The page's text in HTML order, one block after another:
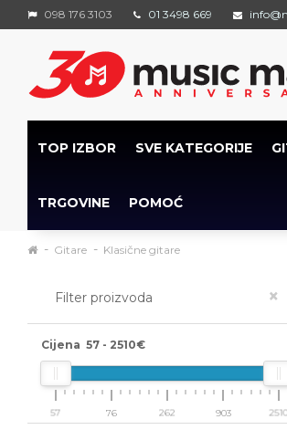
098 176 3103 01 3498 669
TOP IZBOR SVE KATEGORIJE
TRGOVINE POMOĆ
Gitare Klasične gitare
Filter proizvoda ×
Cijena 57 - 2510€
57 76 262 903